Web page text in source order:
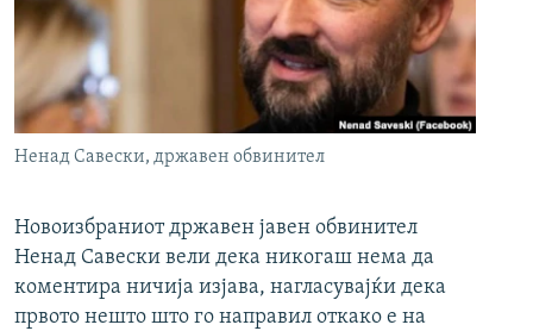
Ненад Савески, државен обвинител
Новоизбраниот државен јавен обвинител
Ненад Савески вели дека никогаш нема да
коментира ничија изјава, нагласувајќи дека
првото нешто што го направил откако е на